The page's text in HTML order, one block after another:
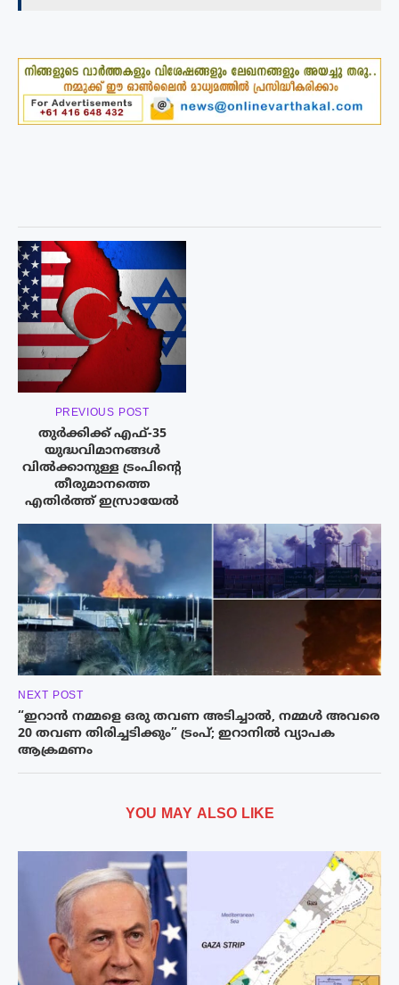
PREVIOUS POST
തുർക്കിക്ക് എഫ്-35
യുദ്ധവിമാനങ്ങള്‍
വിൽക്കാനുള്ള ട്രംപിന്റെ
തീരുമാനത്തെ
എതിർത്ത് ഇസ്രായേൽ
NEXT POST
“ഇറാൻ നമ്മളെ ഒരു തവണ അടിച്ചാൽ, നമ്മൾ അവരെ
20 തവണ തിരിച്ചടിക്കും” ട്രംപ്; ഇറാനിൽ വ്യാപക
ആക്രമണം
YOU MAY ALSO LIKE